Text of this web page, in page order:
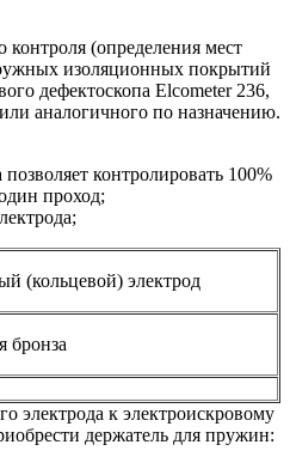
(определения мест
изоляционных покрытий
дефектоскопа Elcometer 236,
аналогичного по назначению.
контролировать 100%
проход;
(кольцевой) электрод
бронза
электрода к электроискровому
держатель для пружин: